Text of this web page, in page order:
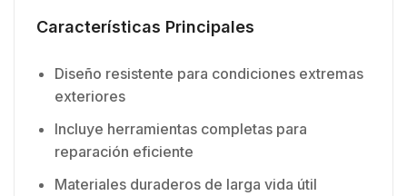
Características Principales
Diseño resistente para condiciones extremas
exteriores
Incluye herramientas completas para
reparación eficiente
Materiales duraderos de larga vida útil